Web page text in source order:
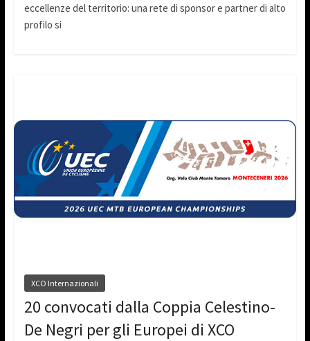
eccellenze del territorio: una rete di sponsor e partner di alto
profilo si
XCO Internazionali
20 convocati dalla Coppia Celestino-
De Negri per gli Europei di XCO